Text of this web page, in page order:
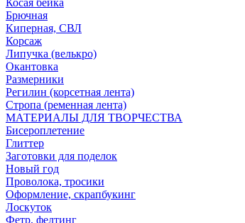
Косая бейка
Брючная
Киперная, СВЛ
Корсаж
Липучка (велькро)
Окантовка
Размерники
Регилин (корсетная лента)
Стропа (ременная лента)
МАТЕРИАЛЫ ДЛЯ ТВОРЧЕСТВА
Бисероплетение
Глиттер
Заготовки для поделок
Новый год
Проволока, тросики
Оформление, скрапбукинг
Лоскуток
Фетр, фелтинг